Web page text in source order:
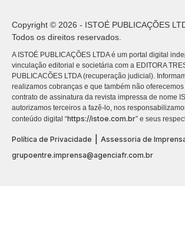
Copyright © 2026 - ISTOÉ PUBLICAÇÕES
Todos os direitos reservados.
A ISTOÉ PUBLICAÇÕES LTDA é um portal digital
vinculação editorial e societária com a EDITORA
PUBLICACÕES LTDA (recuperação judicial).
realizamos cobranças e que também não
contrato de assinatura da revista impressa de nome
autorizamos terceiros a fazê-lo, nos
conteúdo digital “https://istoe.com.br” e seus
Política de Privacidade
Assessoria de
grupoentre.imprensa@agenciafr.com.br